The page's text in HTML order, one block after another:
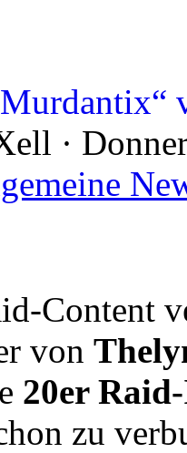
·
Content
von
20er
zu